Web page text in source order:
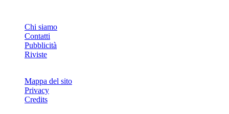
Chi siamo
Contatti
Pubblicità
Riviste
Mappa del sito
Privacy
Credits